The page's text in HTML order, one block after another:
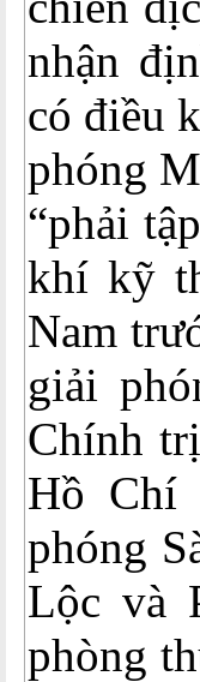
nhận
có điều
phóng
“phải
khí kỹ
Nam
giải
Chính
Hồ Chí
phóng
Lộc và
phòng